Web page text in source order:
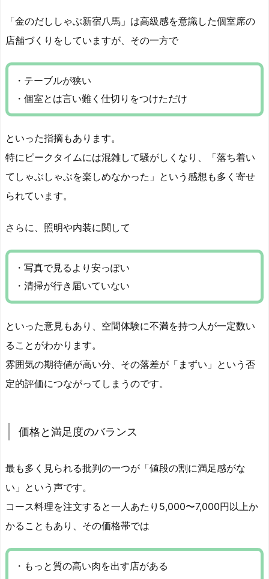
「金のだししゃぶ新宿八馬」は高級感を意識した個室席の
店舗づくりをしていますが、その一方で
・テーブルが狭い
・個室とは言い難く仕切りをつけただけ
といった指摘もあります。
特にピークタイムには混雑して騒がしくなり、「落ち着い
てしゃぶしゃぶを楽しめなかった」という感想も多く寄せ
られています。
さらに、照明や内装に関して
・写真で見るより安っぽい
・清掃が行き届いていない
といった意見もあり、空間体験に不満を持つ人が一定数い
ることがわかります。
雰囲気の期待値が高い分、その落差が「まずい」という否
定的評価につながってしまうのです。
価格と満足度のバランス
最も多く見られる批判の一つが「値段の割に満足感がな
い」という声です。
コース料理を注文すると一人あたり5,000〜7,000円以上か
かることもあり、その価格帯では
・もっと質の高い肉を出す店がある